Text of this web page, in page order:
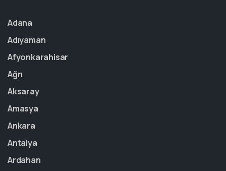
Adana
Adıyaman
Afyonkarahisar
Ağrı
Aksaray
Amasya
Ankara
Antalya
Ardahan